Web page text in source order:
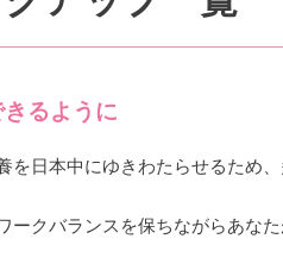
るように
を日本中にゆきわたらせるため
クバランスを保ちながらあな